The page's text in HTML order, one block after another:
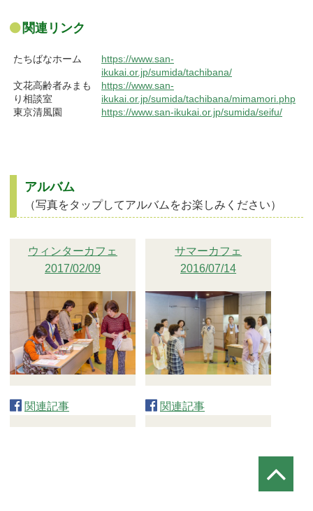
関連リンク
たちばなホーム
https://www.san-
ikukai.or.jp/sumida/tachibana/
文花高齢者みまも
り相談室
https://www.san-
ikukai.or.jp/sumida/tachibana/mimamori.php
東京清風園
https://www.san-ikukai.or.jp/sumida/seifu/
アルバム
（写真をタップしてアルバムをお楽しみください）
ウィンターカフェ
2017/02/09
関連記事
サマーカフェ
2016/07/14
関連記事